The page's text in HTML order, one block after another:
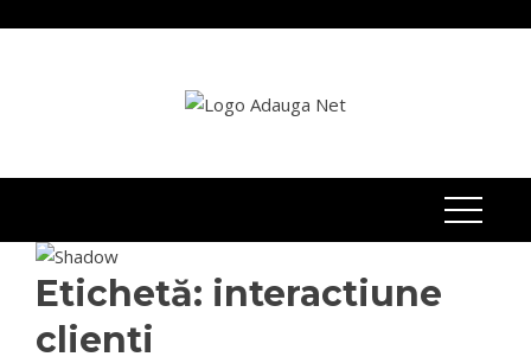
Etichetă: interactiune
clienti